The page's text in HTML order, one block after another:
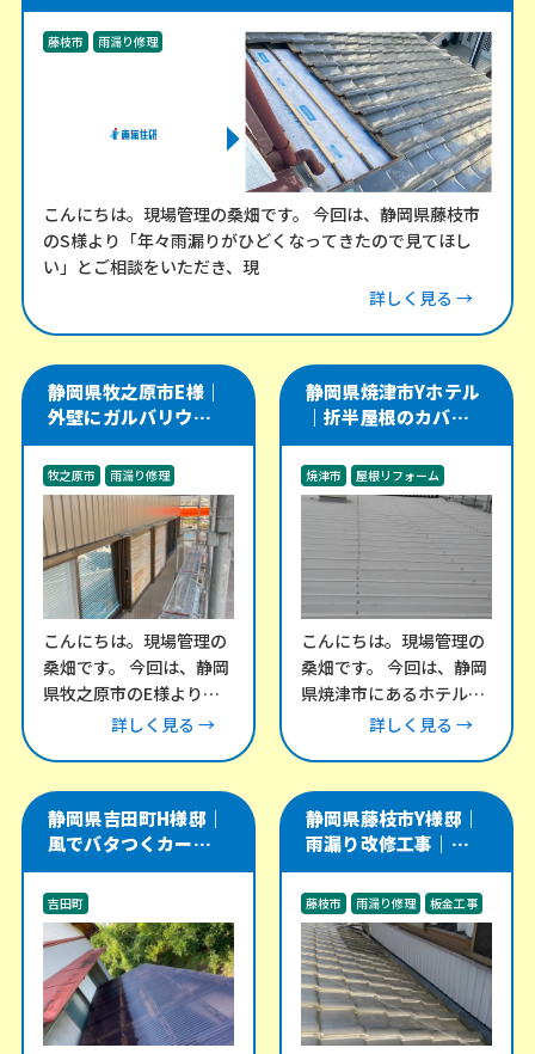
藤枝市 雨漏り修理
こんにちは。現場管理の桑畑です。 今回は、静岡県藤枝市
のS様より「年々雨漏りがひどくなってきたので見てほし
い」とご相談をいただき、現
詳しく見る →
静岡県牧之原市E様｜
外壁にガルバリウム角
波を施工し、軒天・雨
樋・雨戸戸袋も改修
牧之原市
雨漏り修理
外装工事
こんにちは。現場管理の
桑畑です。 今回は、静岡
県牧之原市のE様より、
外壁のメンテナンスにつ
詳しく見る →
静岡県焼津市Yホテル
｜折半屋根のカバー工
法をやり直し、雨漏り
リスクを改善した施工
事例
焼津市
屋根リフォーム
雨漏り修理
こんにちは。現場管理の
桑畑です。 今回は、静岡
県焼津市にあるホテル棟
にて、折半屋根の改修工
詳しく見る →
静岡県吉田町H様邸｜
風でバタつくカーポー
ト・テラス屋根の波板
交換工事
吉田町
その他のリフォーム工事
外構工事
静岡県藤枝市Y様邸｜
雨漏り改修工事｜瓦屋
根と谷樋・外壁取り合
い部を板金で補修
藤枝市 雨漏り修理 板金工事